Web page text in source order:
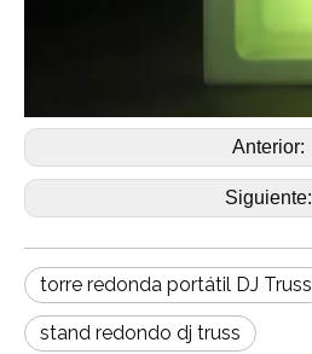
Anterior:
Siguiente:
torre redonda portátil DJ Truss
stand redondo dj truss